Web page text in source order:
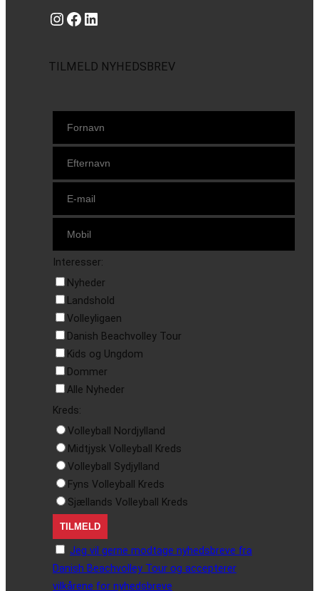
Instagram https://www.facebook.com/danishbeachvolleytour LinkedIn
TILMELD NYHEDSBREV
Interesser:
Nyheder
Landshold
Volleyligaen
Danish Beachvolley Tour
Kids og Ungdom
Dommer
Alle Nyheder
Kreds:
Volleyball Nordjylland
Midtjysk Volleyball Kreds
Volleyball Sydjylland
Fyns Volleyball Kreds
Sjællands Volleyball Kreds
Jeg vil gerne modtage nyhedsbreve fra
Danish Beachvolley Tour og accepterer
vilkårene for nyhedsbreve